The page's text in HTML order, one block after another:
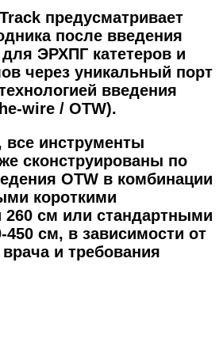
предусматривает
после введения
ЭРХПГ катетеров и
через уникальный порт
введения
wire / OTW).
все инструменты
сконструированы по
OTW в комбинации
короткими
260 см или стандартными
см, в зависимости от
и требования